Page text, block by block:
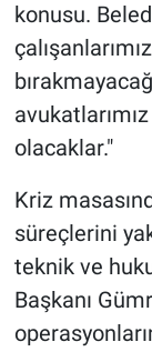
konusu.
olacaklar."
Kriz
süreçlerini
teknik ve
Başkanı